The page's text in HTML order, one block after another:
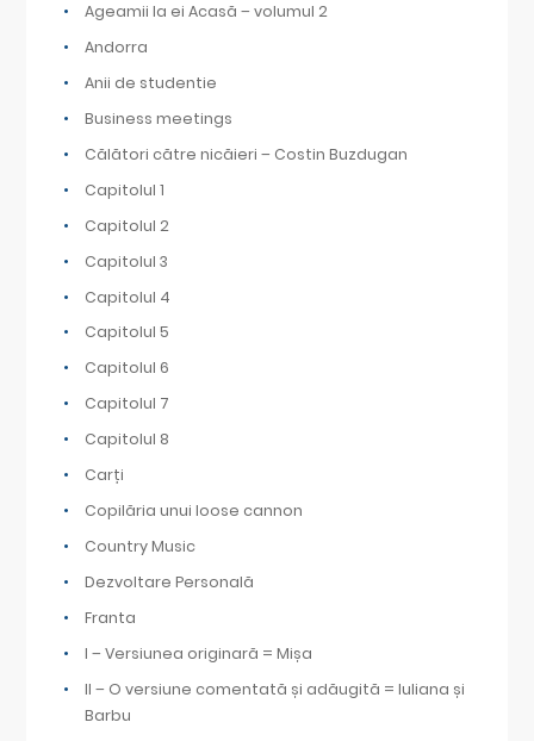
Ageamii la ei Acasă – volumul 2
Andorra
Anii de studentie
Business meetings
Călători către nicăieri – Costin Buzdugan
Capitolul 1
Capitolul 2
Capitolul 3
Capitolul 4
Capitolul 5
Capitolul 6
Capitolul 7
Capitolul 8
Carți
Copilăria unui loose cannon
Country Music
Dezvoltare Personală
Franta
I – Versiunea originară = Mișa
II – O versiune comentată și adăugită = Iuliana și
Barbu